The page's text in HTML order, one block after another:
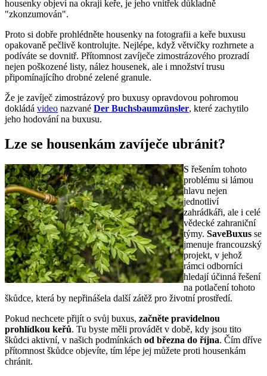
housenky objeví na okraji keře, je jeho vnitřek důkladně
"zkonzumován".
Proto si dobře prohlédněte housenky na fotografii a keře buxusu
opakovaně pečlivě kontrolujte. Nejlépe, když větvičky rozhrnete a
podíváte se dovnitř. Přítomnost zavíječe zimostrázového prozradí
nejen poškozené listy, nález housenek, ale i množství trusu
připomínajícího drobné zelené granule.
Že je zavíječ zimostrázový pro buxusy opravdovou pohromou
dokládá video nazvané Der Buchsbaumzünsler, které zachytilo
jeho hodování na buxusu.
Lze se housenkám zavíječe ubránit?
S řešením tohoto
problému si lámou
hlavu nejen
jednotliví
zahrádkáři, ale i celé
vědecké zahraniční
týmy. SaveBuxus se
jmenuje francouzský
projekt, v jehož
rámci odborníci
hledají účinná řešení
na potlačení tohoto
škůdce, která by nepřinášela další zátěž pro životní prostředí.
Pokud nechcete přijít o svůj buxus, začněte pravidelnou
prohlídkou keřů. Tu byste měli provádět v době, kdy jsou tito
škůdci aktivní, v našich podmínkách od března do října. Čím dříve
přítomnost škůdce objevíte, tím lépe jej můžete proti housenkám
chránit.